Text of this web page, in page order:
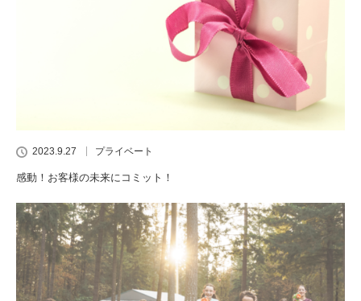
2023.9.27 プライベート
感動！お客様の未来にコミット！